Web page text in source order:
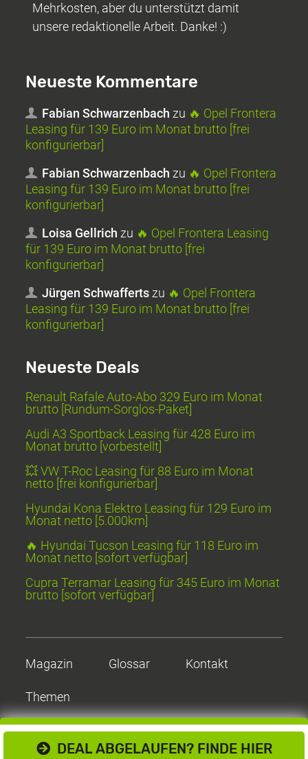
DEAL ABGELAUFEN? FINDE HIER
Mehrkosten, aber du unterstützt damit
unsere redaktionelle Arbeit. Danke! :)
Neueste Kommentare
Fabian Schwarzenbach zu 🔥 Opel Frontera
Leasing für 139 Euro im Monat brutto [frei
konfigurierbar]
Fabian Schwarzenbach zu 🔥 Opel Frontera
Leasing für 139 Euro im Monat brutto [frei
konfigurierbar]
Loisa Gellrich zu 🔥 Opel Frontera Leasing
für 139 Euro im Monat brutto [frei
konfigurierbar]
Jürgen Schwafferts zu 🔥 Opel Frontera
Leasing für 139 Euro im Monat brutto [frei
konfigurierbar]
Neueste Deals
Renault Rafale Auto-Abo 329 Euro im Monat
brutto [Rundum-Sorglos-Paket]
Audi A3 Sportback Leasing für 428 Euro im
Monat brutto [vorbestellt]
💥 VW T-Roc Leasing für 88 Euro im Monat
netto [frei konfigurierbar]
Hyundai Kona Elektro Leasing für 129 Euro im
Monat netto [5.000km]
🔥 Hyundai Tucson Leasing für 118 Euro im
Monat netto [sofort verfügbar]
Cupra Terramar Leasing für 345 Euro im Monat
brutto [sofort verfügbar]
Magazin Glossar Kontakt
Themen